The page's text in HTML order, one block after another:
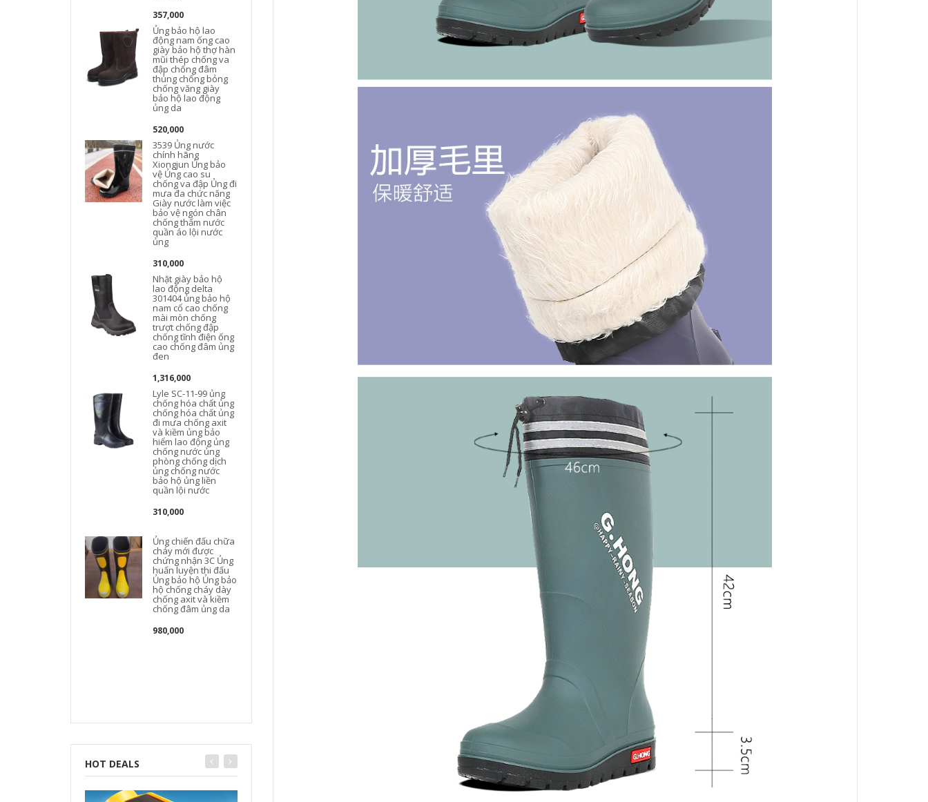
357,000
Ủng bảo hộ lao
động nam ống cao
giày bảo hộ thợ hàn
mũi thép chống va
đập chống đâm
thủng chống bỏng
chống văng giày
bảo hộ lao động
ủng da
520,000
3539 Ủng nước
chính hãng
Xiongjun Ủng bảo
vệ Ủng cao su
chống va đập Ủng đi
mưa đa chức năng
Giày nước làm việc
bảo vệ ngón chân
chống thấm nước
quần áo lội nước
ủng
310,000
Nhặt giày bảo hộ
lao động delta
301404 ủng bảo hộ
nam cổ cao chống
mài mòn chống
trượt chống đập
chống tĩnh điện ống
cao chống đâm ủng
đen
1,316,000
Lyle SC-11-99 ủng
chống hóa chất ủng
chống hóa chất ủng
đi mưa chống axit
và kiềm ủng bảo
hiểm lao động ủng
chống nước ủng
phòng chống dịch
ủng chống nước
bảo hộ ủng liền
quần lội nước
310,000
Ủng chiến đấu chữa
cháy mới được
chứng nhận 3C Ủng
huấn luyện thi đấu
Ủng bảo hộ Ủng bảo
hộ chống cháy dày
chống axit và kiềm
chống đâm ủng da
980,000
cho nam Ủng đi
nước chống trượt
ủng bảo hộ chống
Ủng đi mưa ngoại
lao động nam Ủng
đi mưa giày cao su
cao độ bám chắc
ủng bảo hộ
520,000
động nam nữ chống
đập mũi thép chống
696,000
Bảo hiểm lao động
chắc chắn giày nam
chống va đập mũi
thép chống đâm
giày bảo hiểm lao
động nam công
trường xây dựng
cách nhiệt giày bảo
hộ lao động nữ thợ
điện giầy bao hộ
Giày bảo hộ lao
động nam mũi thép
bản to chống đâm
nhập thoải mái
thoáng khí giày ủng
Giày bảo hộ lao
động nam nữ đầu
thép chống đập
chống đâm nhẹ đế
mềm thoáng khí
khử mùi thợ điện
công việc mùa hè
dây thép tấm giày
chống va đập chống
HOT DEALS